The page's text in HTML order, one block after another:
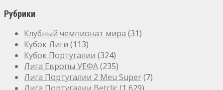
Рубрики
Клубный чемпионат мира (31)
Кубок Лиги (113)
Кубок Португалии (324)
Лига Европы УЕФА(235)
Лига Португалии 2 Meu Super(7)